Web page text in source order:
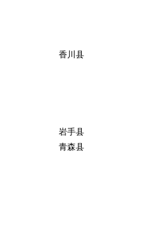
香川县
岩手县
青森县